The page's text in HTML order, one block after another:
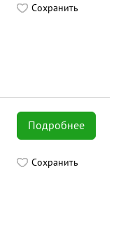
Сохранить
Подробнее
Сохранить